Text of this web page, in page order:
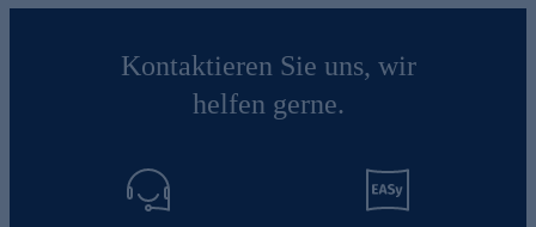
Kontaktieren Sie uns, wir
helfen gerne.